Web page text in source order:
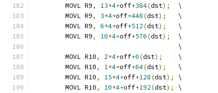
	MOVL R9
, 13*4+off+384(dst);
  \
	MOVL R9
, 3*4+off+448(dst);
   \
	MOVL R9
, 6*4+off+512(dst);
   \
	MOVL R9
, 10*4+off+576(dst);
  \
	                             \
	MOVL R10
, 2*4+off+0(dst);
    \
	MOVL R10
, 1*4+off+64(dst);
   \
	MOVL R10
, 15*4+off+128(dst);
\
	MOVL R10
, 10*4+off+192(dst);
\